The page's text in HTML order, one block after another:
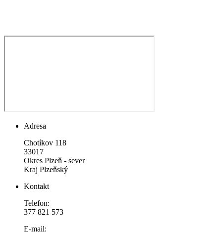
Adresa
Chotíkov 118
33017
Okres Plzeň - sever
Kraj Plzeňský
Kontakt
Telefon:
377 821 573
E-mail: